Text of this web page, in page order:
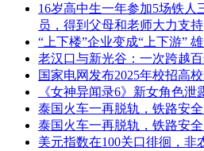
16岁高中生一年参加5场铁人
员，得到父母和老师大力支持
“上下楼”企业变成“上下游”
老汉口与新光谷：一次跨越
国家电网发布2025年校招高
《女神异闻录6》新女角色
泰国火车一再脱轨，铁路安
泰国火车一再脱轨，铁路安
美元指数在100关口徘徊，非